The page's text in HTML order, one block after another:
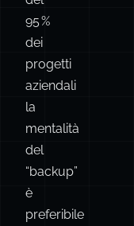
sempre!
In
più
del
95 %
dei
progetti
aziendali
la